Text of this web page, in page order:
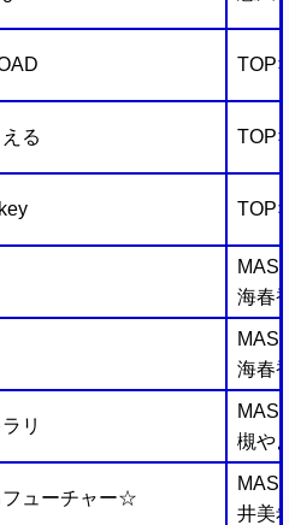
る
海春
海春
リ
槻や
フューチャー☆
井美